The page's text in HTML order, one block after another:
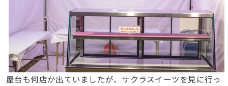
屋台も何店か出ていましたが、サクラスイーツを見に行っ